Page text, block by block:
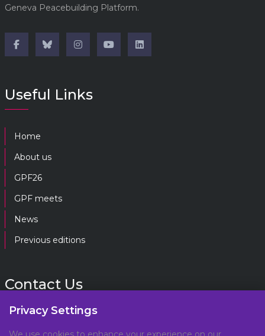
Geneva Peacebuilding Platform.
Useful Links
Home
About us
GPF26
GPF meets
News
Previous editions
Contact Us
Privacy Settings